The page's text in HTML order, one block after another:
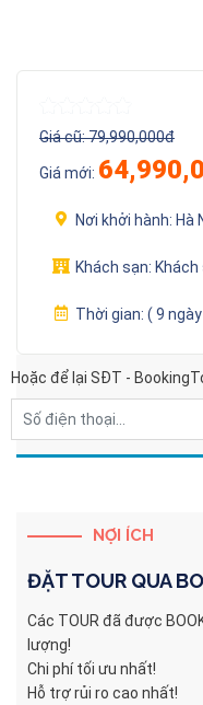
Giá cũ:79,990,000đ
Giá mới:
Nơi khởi hành: Hà
Khách sạn: Khách
Thời gian:( 9
Hoặc để lại SĐT -
NỢI ÍCH
ĐẶT TOUR QUA
Các TOUR đã được
lượng!
Chi phí tối ưu nhất!
Hỗ trợ rủi ro cao nhất!